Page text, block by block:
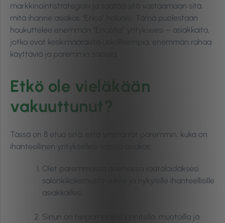
markkinointistrategiasi ja säätää sitä vastaamaan sitä,
mitä ihanne asiakas “Erica” haluaisi. Tämä puolestaan
houkuttelee enemmän “Ericoita” yritykseesi – asiakkaita,
jotka ovat keskimääräistä uskollisempia, enemmän rahaa
käyttäviä ja paremmin sopivia.
Etkö ole vieläkään
vakuuttunut?
Tässä on 8 etua siitä, että ymmärrät paremmin, kuka on
ihanteellinen yrityksellesi sopiva asiakas:
Olet paremmassa asemassa räätälöidäksesi
salonkikokemusta uusille ja nykyisille ihanteellisille
asiakkaillesi.
Sinun on helpompaa suunnitella, muotoilla ja